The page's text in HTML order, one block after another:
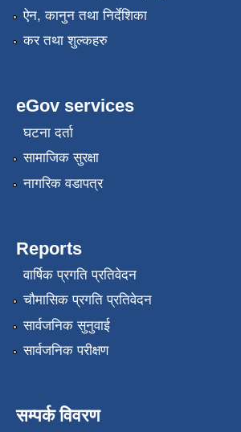
ऐन, कानुन तथा निर्देशिका
कर तथा शुल्कहरु
eGov services
घटना दर्ता
सामाजिक सुरक्षा
नागरिक वडापत्र
Reports
वार्षिक प्रगति प्रतिवेदन
चौमासिक प्रगति प्रतिवेदन
सार्वजनिक सुनुवाई
सार्वजनिक परीक्षण
सम्पर्क विवरण